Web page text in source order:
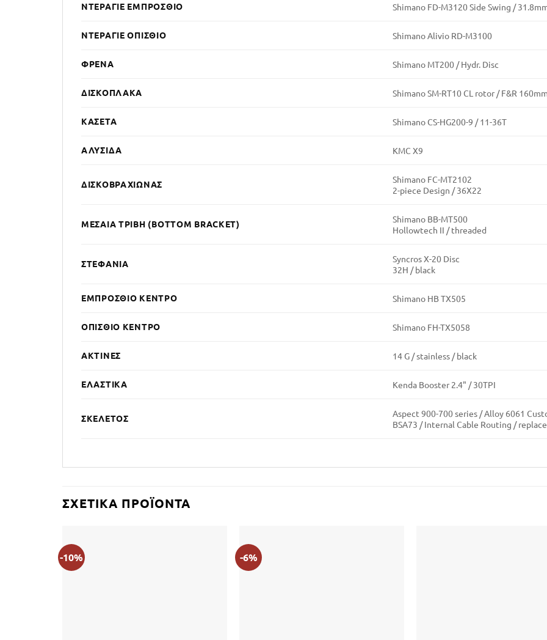
ΝΤΕΡΑΓΙΈ ΕΜΠΡΌΣΘΙΟ Shimano FD-M3120 Side Swing /
ΝΤΕΡΑΓΙΈ ΟΠΊΣΘΙΟ Shimano Alivio RD-M3100
ΦΡΈΝΑ Shimano MT200 / Hydr. Disc
ΔΙΣΚΌΠΛΑΚΑ Shimano SM-RT10 CL rotor / F&R
ΚΑΣΈΤΑ Shimano CS-HG200-9 / 11-36T
ΑΛΥΣΊΔΑ KMC X9
ΔΙΣΚΟΒΡΑΧΊΩΝΑΣ
Shimano FC-MT2102
2-piece Design / 36X22
ΜΕΣΑΊΑ ΤΡΙΒΉ (BOTTOM BRACKET)
Shimano BB-MT500
Hollowtech II / threaded
ΣΤΕΦΆΝΙΑ
Syncros X-20 Disc
32H / black
ΕΜΠΡΌΣΘΙΟ ΚΈΝΤΡΟ Shimano HB TX505
ΟΠΊΣΘΙΟ ΚΈΝΤΡΟ Shimano FH-TX5058
ΑΚΤΊΝΕΣ 14 G / stainless / black
ΕΛΑΣΤΙΚΆ Kenda Booster 2.4" / 30TPI
ΣΚΕΛΕΤΌΣ
Aspect 900-700 series / Alloy 6061
BSA73 / Internal Cable Routing /
ΣΧΕΤΙΚΆ ΠΡΟΪΌΝΤΑ
-10% -6%